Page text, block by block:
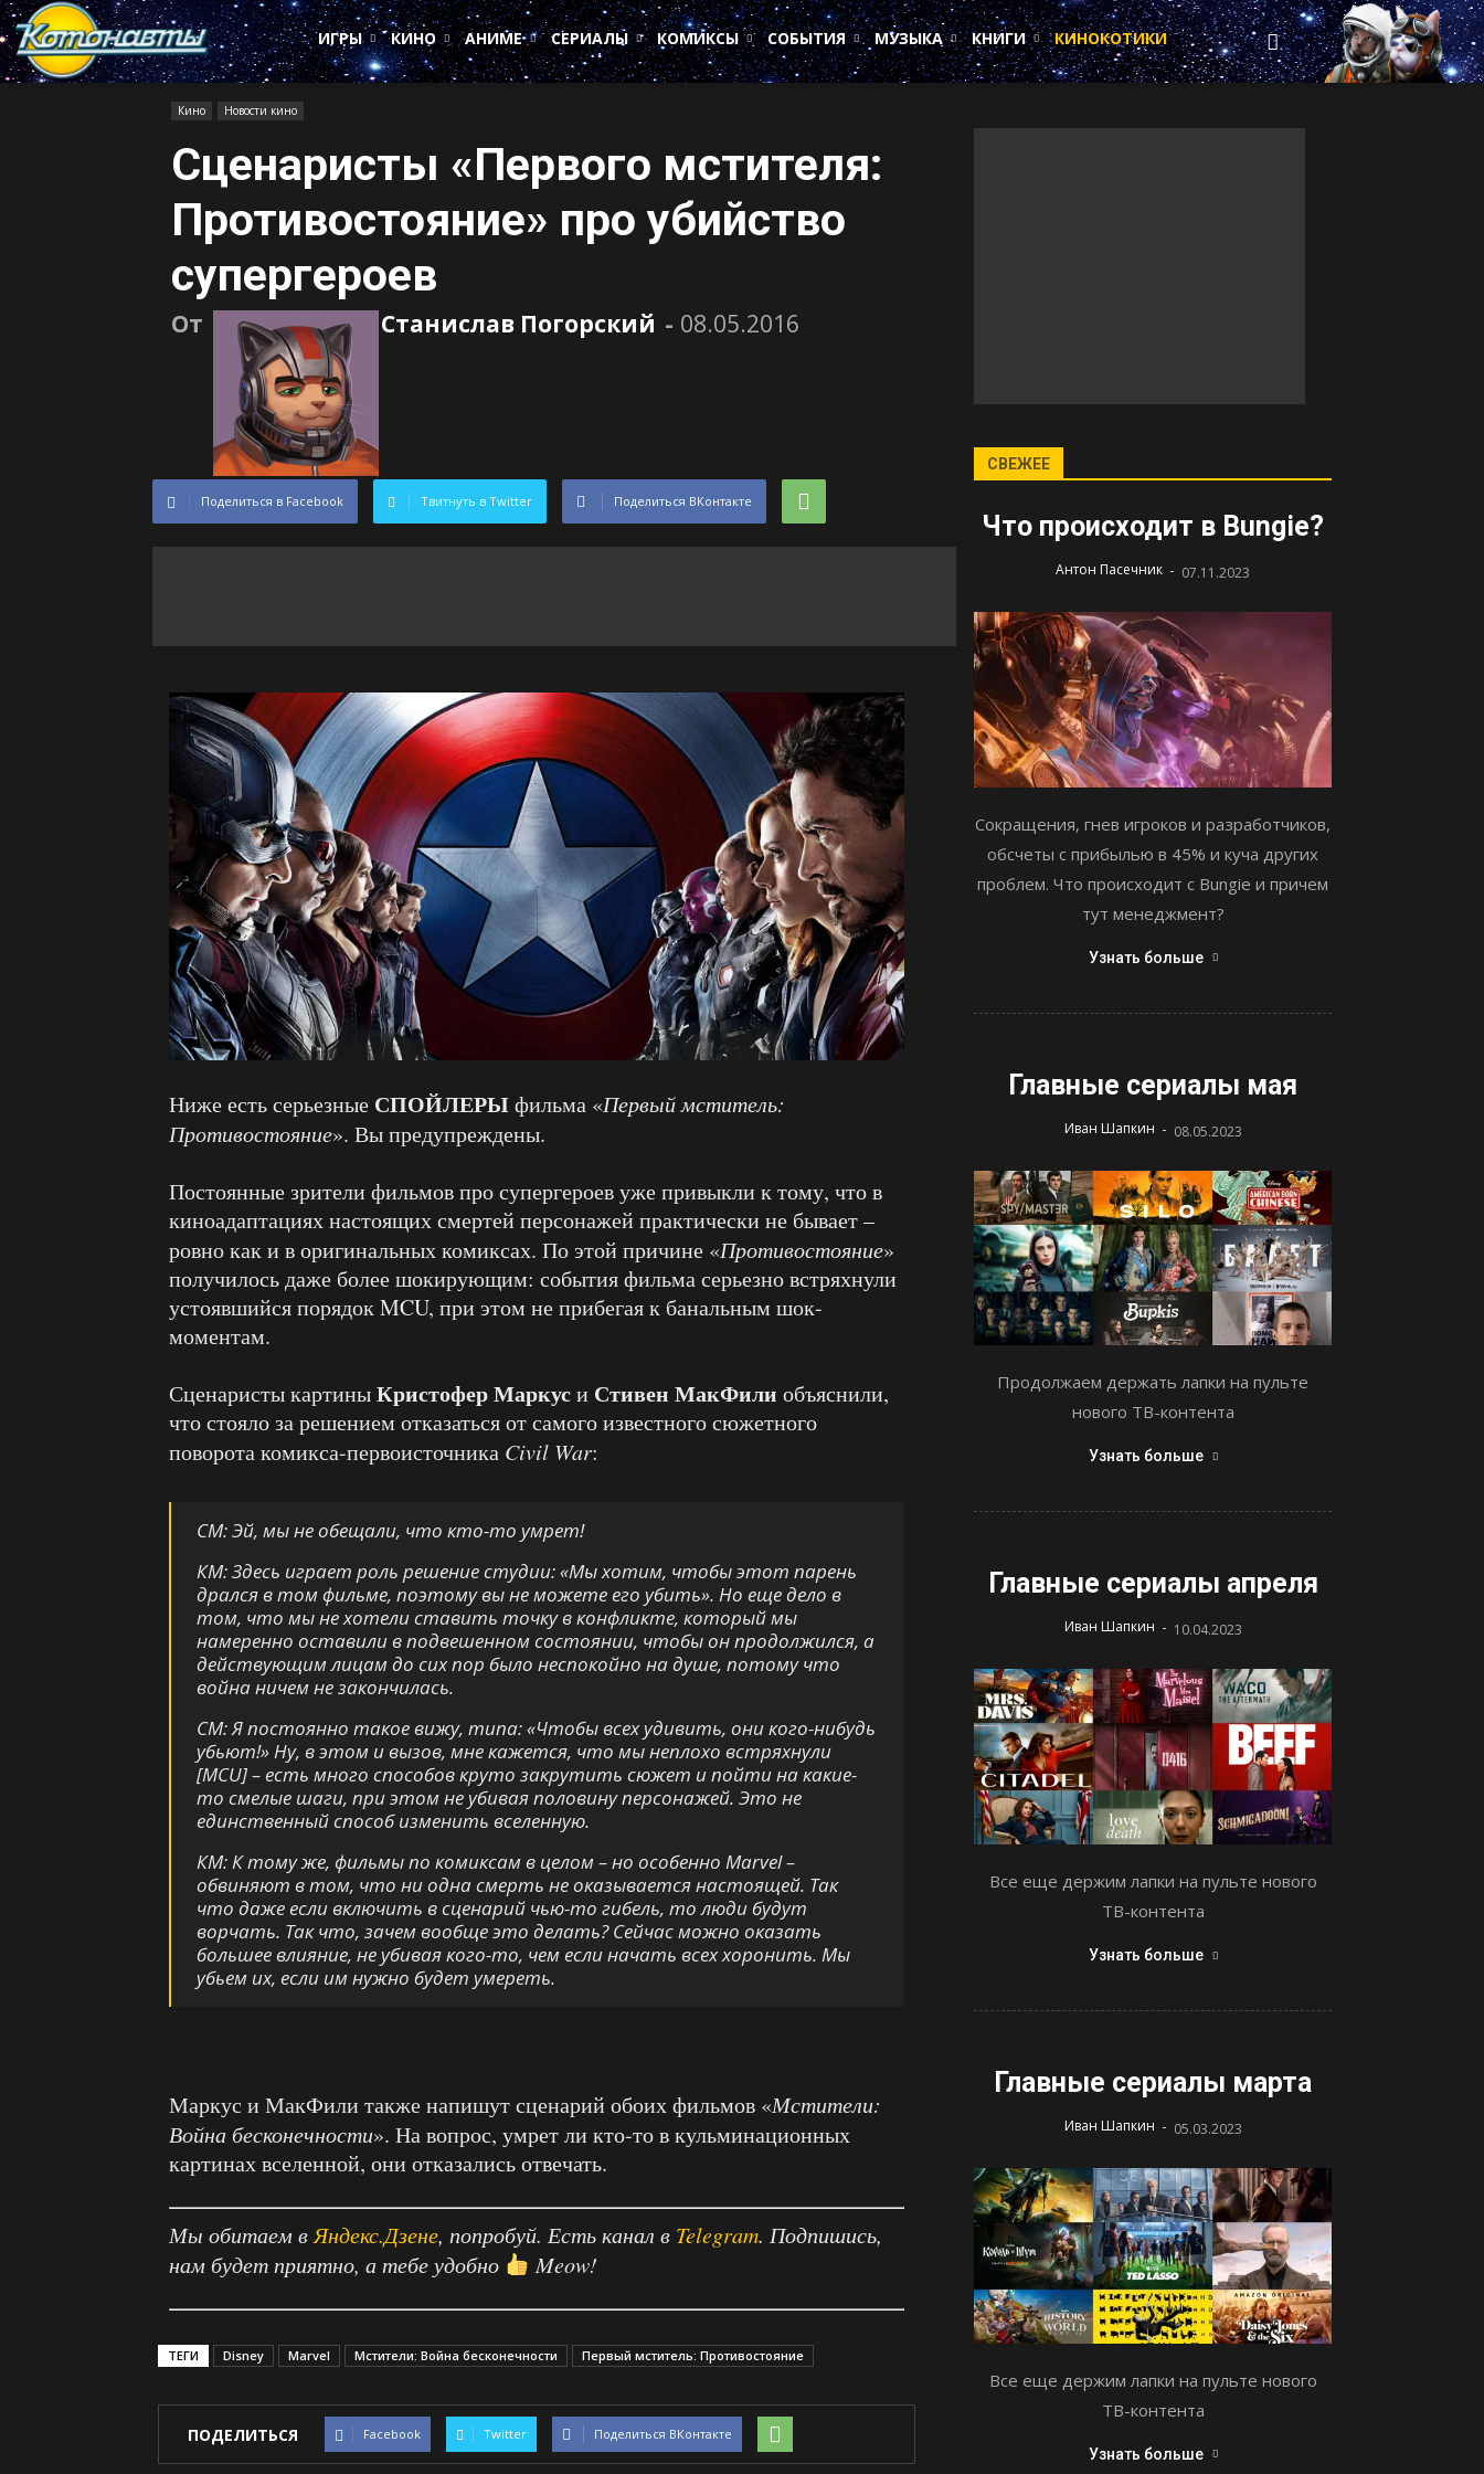
Котонавты
ИГРЫ
КИНО АНИМЕ СЕРИАЛЫ КОМИКСЫ СОБЫТИЯ МУЗЫКА КНИГИ КИНОКОТИКИ
Кино Новости кино
Сценаристы «Первого мстителя:
Противостояние» про убийство
супергероев
От Станислав Погорский - 08.05.2016
Поделиться в Facebook Твитнуть в Twitter Поделиться ВКонтакте
Ниже есть серьезные СПОЙЛЕРЫфильма «Первый мститель:
Противостояние». Вы предупреждены.
Постоянные зрители фильмов про супергероев уже привыкли к тому, что в
киноадаптациях настоящих смертей персонажей практически не бывает –
ровно как и в оригинальных комиксах. По этой причине «Противостояние»
получилось даже более шокирующим: события фильма серьезно встряхнули
устоявшийся порядок MCU, при этом не прибегая к банальным шок-
моментам.
Сценаристы картиныКристофер Маркуси Стивен МакФили объяснили,
что стояло за решением отказаться от самого известного сюжетного
поворота комикса-первоисточника Civil War:
СМ: Эй, мы не обещали, что кто-то умрет!
КМ: Здесь играет роль решение студии: «Мы хотим, чтобы этот парень
дрался в том фильме, поэтому вы не можете его убить». Но еще дело в
том, что мы не хотели ставить точку в конфликте, который мы
намеренно оставили в подвешенном состоянии, чтобы он продолжился, а
действующим лицам до сих пор было неспокойно на душе, потому что
война ничем не закончилась.
СМ: Я постоянно такое вижу, типа: «Чтобы всех удивить, они кого-нибудь
убьют!» Ну, в этом и вызов, мне кажется, что мы неплохо встряхнули
[MCU] – есть много способов круто закрутить сюжет и пойти на какие-
то смелые шаги, при этом не убивая половину персонажей. Это не
единственный способ изменить вселенную.
КМ: К тому же, фильмы по комиксам в целом – но особенно Marvel –
обвиняют в том, что ни одна смерть не оказывается настоящей. Так
что даже если включить в сценарий чью-то гибель, то люди будут
ворчать. Так что, зачем вообще это делать? Сейчас можно оказать
большее влияние, не убивая кого-то, чем если начать всех хоронить. Мы
убьем их, если им нужно будет умереть.
Маркус и МакФили также напишут сценарий обоих фильмов «Мстители:
Война бесконечности». На вопрос, умрет ли кто-то в кульминационных
картинах вселенной, они отказались отвечать.
Мы обитаем в Яндекс.Дзене, попробуй. Есть канал в Telegram. Подпишись,
нам будет приятно, а тебе удобно
Meow!
ТЕГИ Disney Marvel Мстители: Война бесконечности Первый мститель: Противостояние
ПОДЕЛИТЬСЯ Facebook Twitter Поделиться ВКонтакте
СВЕЖЕЕ
Что происходит в Bungie?
Антон Пасечник - 07.11.2023
Сокращения, гнев игроков и разработчиков,
обсчеты с прибылью в 45% и куча других
проблем. Что происходит с Bungie и причем
тут менеджмент?
Узнать больше
Главные сериалы мая
Иван Шапкин - 08.05.2023
Продолжаем держать лапки на пульте
нового ТВ-контента
Узнать больше
Главные сериалы апреля
Иван Шапкин - 10.04.2023
Все еще держим лапки на пульте нового
ТВ-контента
Узнать больше
Главные сериалы марта
Иван Шапкин - 05.03.2023
Все еще держим лапки на пульте нового
ТВ-контента
Узнать больше